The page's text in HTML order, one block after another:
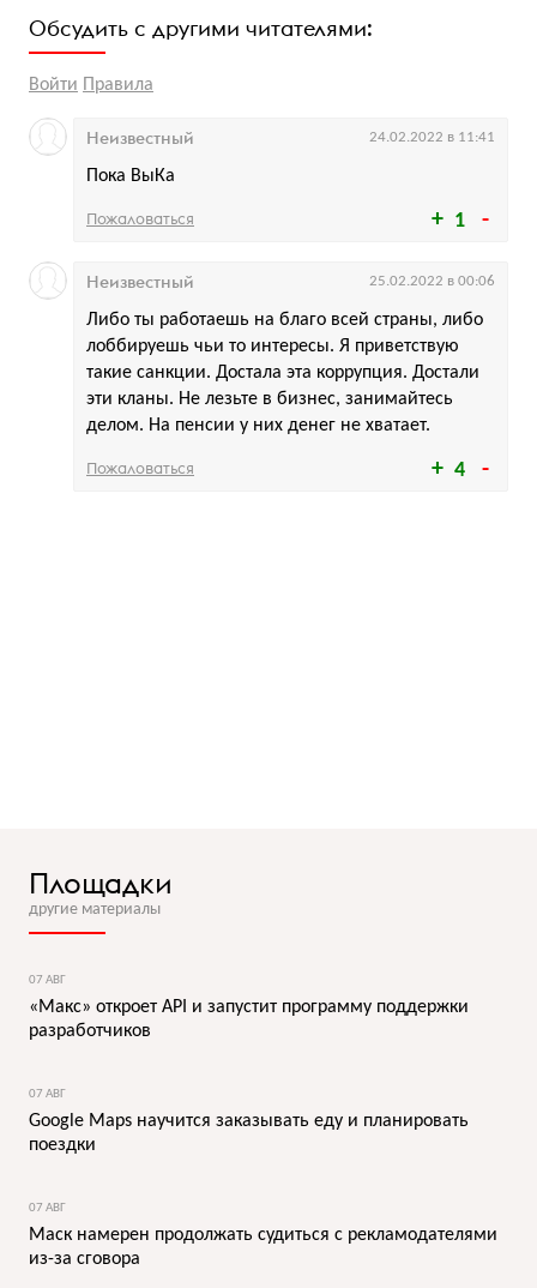
Обсудить с другими читателями:
Войти Правила
1
Пока ВыКа
Неизвестный 24.02.2022 в 11:41
Пожаловаться
4
Либо ты работаешь на благо всей страны, либо
лоббируешь чьи то интересы. Я приветствую
такие санкции. Достала эта коррупция. Достали
эти кланы. Не лезьте в бизнес, занимайтесь
делом. На пенсии у них денег не хватает.
Неизвестный 25.02.2022 в 00:06
Пожаловаться
Площадки
другие материалы
07 АВГ
«Макс» откроет API и запустит программу поддержки
разработчиков
07 АВГ
Google Maps научится заказывать еду и планировать
поездки
07 АВГ
Маск намерен продолжать судиться с рекламодателями
из-за сговора